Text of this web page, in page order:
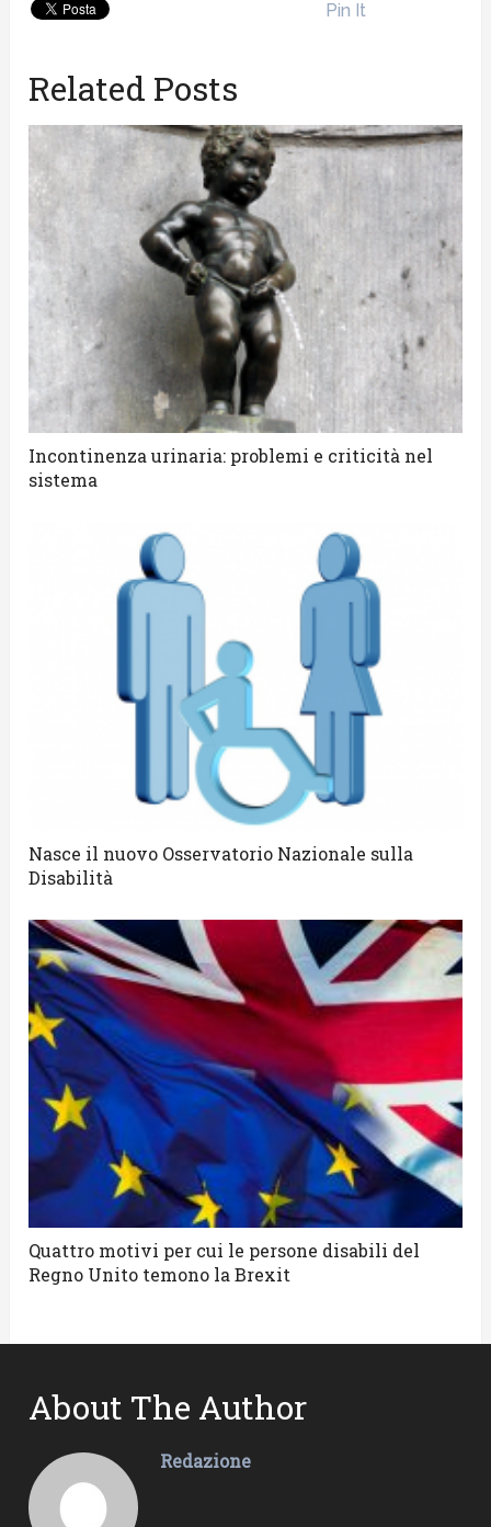
Pin It
Related Posts
Incontinenza urinaria: problemi e criticità nel
sistema
Nasce il nuovo Osservatorio Nazionale sulla
Disabilità
Quattro motivi per cui le persone disabili del
Regno Unito temono la Brexit
About The Author
Redazione